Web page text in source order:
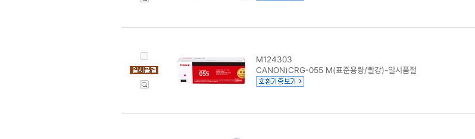
M124303
CANON)CRG-055 M(표준용량/빨강)-일시품절